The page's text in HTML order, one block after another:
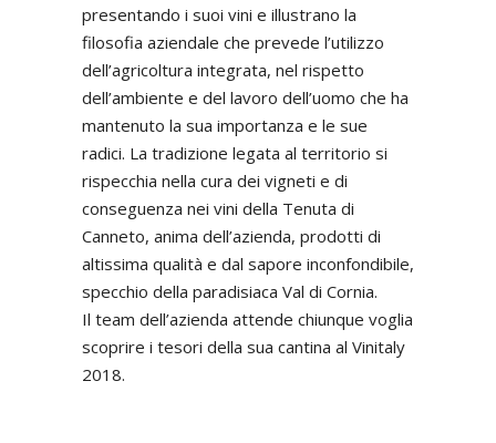
presentando i suoi vini e illustrano la
filosofia aziendale che prevede l’utilizzo
dell’agricoltura integrata, nel rispetto
dell’ambiente e del lavoro dell’uomo che ha
mantenuto la sua importanza e le sue
radici. La tradizione legata al territorio si
rispecchia nella cura dei vigneti e di
conseguenza nei vini della Tenuta di
Canneto, anima dell’azienda, prodotti di
altissima qualità e dal sapore inconfondibile,
specchio della paradisiaca Val di Cornia.
Il team dell’azienda attende chiunque voglia
scoprire i tesori della sua cantina al Vinitaly
2018.